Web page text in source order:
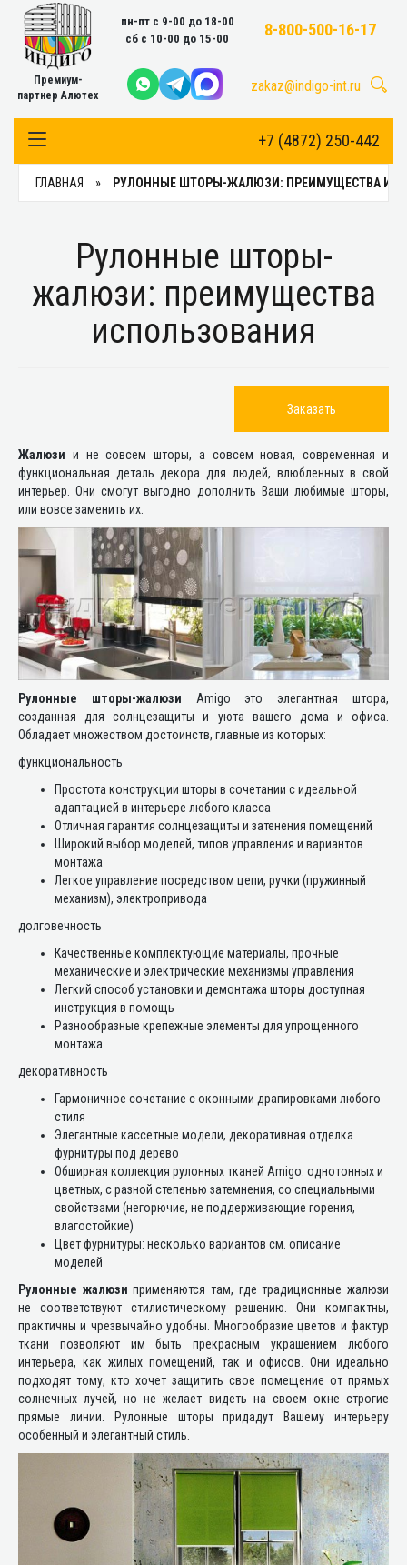
Премиум-
партнер Алютех
пн-пт с 9-00 до 18-00
сб с 10-00 до 15-00
8-800-500-16-17
zakaz@indigo-int.ru
+7 (4872) 250-442
Toggle Navigation
ГЛАВНАЯ РУЛОННЫЕ ШТОРЫ-ЖАЛЮЗИ: ПРЕИМУЩЕСТВА
Рулонные шторы-
жалюзи: преимущества
использования
Заказать
Жалюзи и не совсем шторы, а совсем новая, современная и
функциональная деталь декора для людей, влюбленных в свой
интерьер. Они смогут выгодно дополнить Ваши любимые шторы,
или вовсе заменить их.
Рулонные шторы-жалюзи Amigo это элегантная штора,
созданная для солнцезащиты и уюта вашего дома и офиса.
Обладает множеством достоинств, главные из которых:
функциональность
Простота конструкции шторы в сочетании с идеальной
адаптацией в интерьере любого класса
Отличная гарантия солнцезащиты и затенения помещений
Широкий выбор моделей, типов управления и вариантов
монтажа
Легкое управление посредством цепи, ручки (пружинный
механизм), электропривода
долговечность
Качественные комплектующие материалы, прочные
механические и электрические механизмы управления
Легкий способ установки и демонтажа шторы доступная
инструкция в помощь
Разнообразные крепежные элементы для упрощенного
монтажа
декоративность
Гармоничное сочетание с оконными драпировками любого
стиля
Элегантные кассетные модели, декоративная отделка
фурнитуры под дерево
Обширная коллекция рулонных тканей Amigo: однотонных и
цветных, с разной степенью затемнения, со специальными
свойствами (негорючие, не поддерживающие горения,
влагостойкие)
Цвет фурнитуры: несколько вариантов см. описание
моделей
Рулонные жалюзи применяются там, где традиционные жалюзи
не соответствуют стилистическому решению. Они компактны,
практичны и чрезвычайно удобны. Многообразие цветов и фактур
ткани позволяют им быть прекрасным украшением любого
интерьера, как жилых помещений, так и офисов. Они идеально
подходят тому, кто хочет защитить свое помещение от прямых
солнечных лучей, но не желает видеть на своем окне строгие
прямые линии. Рулонные шторы придадут Вашему интерьеру
особенный и элегантный стиль.